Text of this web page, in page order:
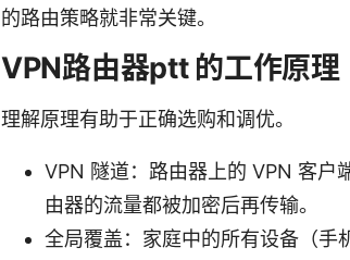
的路由策略就非常关键。
VPN路由器ptt 的工作原理
理解原理有助于正确选购和调优。
VPN 隧道：路由器上的 VPN 客户
由器的流量都被加密后再传输。
全局覆盖：家庭中的所有设备（手